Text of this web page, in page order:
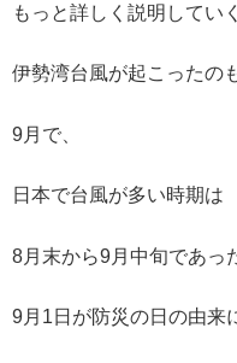
もっと詳しく説明してい
伊勢湾台風が起こったの
9月で、
日本で台風が多い時期は
8月末から9月中旬であっ
9月1日が防災の日の由来